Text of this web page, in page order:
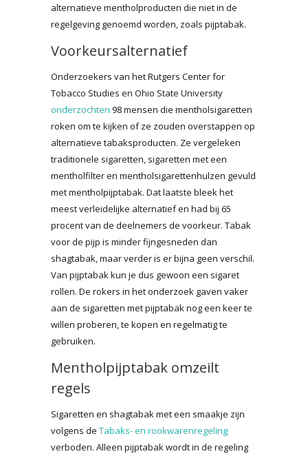
alternatieve mentholproducten die niet in de
regelgeving genoemd worden, zoals pijptabak.
Voorkeursalternatief
Onderzoekers van het Rutgers Center for
Tobacco Studies en Ohio State University
onderzochten 98 mensen die mentholsigaretten
roken om te kijken of ze zouden overstappen op
alternatieve tabaksproducten. Ze vergeleken
traditionele sigaretten, sigaretten met een
mentholfilter en mentholsigarettenhulzen gevuld
met mentholpijptabak. Dat laatste bleek het
meest verleidelijke alternatief en had bij 65
procent van de deelnemers de voorkeur. Tabak
voor de pijp is minder fijngesneden dan
shagtabak, maar verder is er bijna geen verschil.
Van pijptabak kun je dus gewoon een sigaret
rollen. De rokers in het onderzoek gaven vaker
aan de sigaretten met pijptabak nog een keer te
willen proberen, te kopen en regelmatig te
gebruiken.
Mentholpijptabak omzeilt
regels
Sigaretten en shagtabak met een smaakje zijn
volgens de Tabaks- en rookwarenregeling
verboden. Alleen pijptabak wordt in de regeling